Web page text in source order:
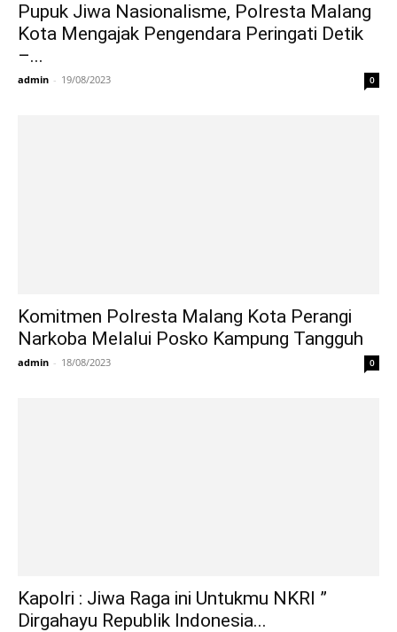
Pupuk Jiwa Nasionalisme, Polresta Malang
Kota Mengajak Pengendara Peringati Detik
–...
admin - 19/08/2023 0
Komitmen Polresta Malang Kota Perangi
Narkoba Melalui Posko Kampung Tangguh
admin - 18/08/2023 0
Kapolri : Jiwa Raga ini Untukmu NKRI ”
Dirgahayu Republik Indonesia...